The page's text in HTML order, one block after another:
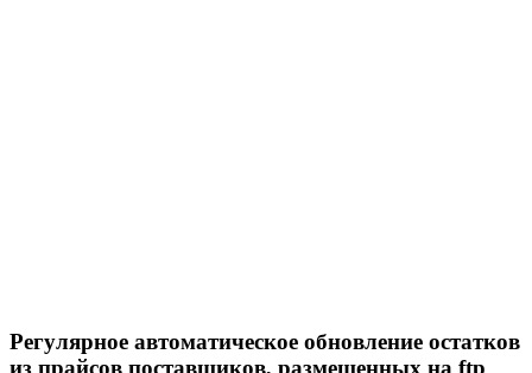
Регулярное автоматическое обновление остатков
из прайсов поставщиков, размещенных на ftp